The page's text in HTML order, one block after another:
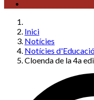
Inici
Notícies
Notícies
Cloenda de la 4a